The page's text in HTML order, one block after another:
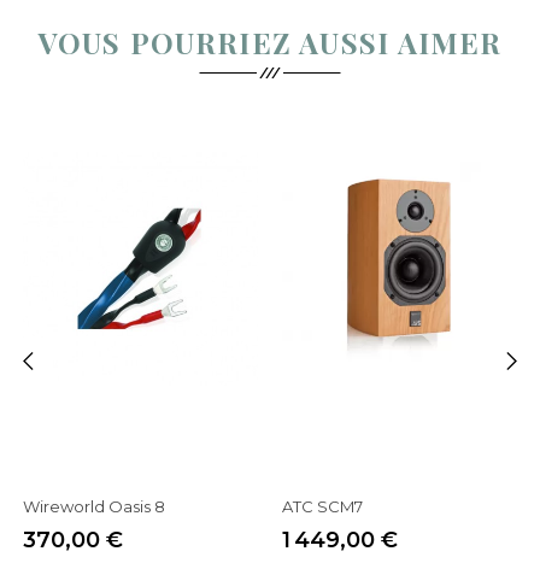
VOUS POURRIEZ AUSSI AIMER
Wireworld Oasis 8
Prix
370,00 €
ATC SCM7
Prix
1 449,00 €